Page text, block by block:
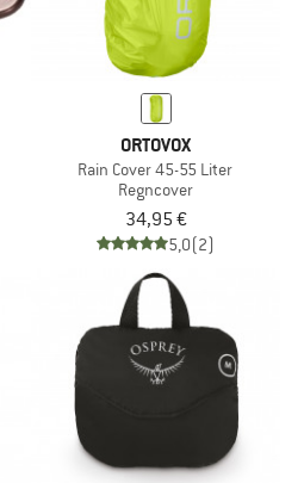
ORTOVOX
Rain Cover 45-55 Liter
Regncover
34,95 €
5,0(2)